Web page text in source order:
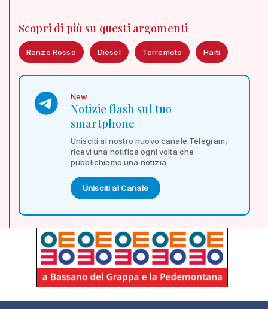
Scopri di più su questi argomenti
Renzo Rosso Diesel Terremoto Haiti
New
Notizie flash sul tuo
smartphone
Unisciti al nostro nuovo canale Telegram,
ricevi una notifica ogni volta che
pubblichiamo una notizia.
Unisciti al Canale